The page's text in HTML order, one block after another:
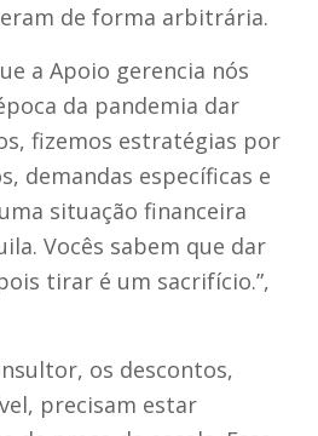
de forma arbitrária.
a Apoio gerencia nós
da pandemia dar
fizemos estratégias por
demandas específicas e
situação financeira
Vocês sabem que dar
tirar é um sacrifício.”,
os descontos,
precisam estar